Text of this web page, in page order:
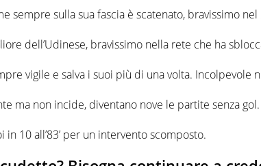
sempre sulla sua fascia è scatenato, bravissimo nel
dell’Udinese, bravissimo nella rete che ha
vigile e salva i suoi più di una volta. Incolpevole
ma non incide, diventano nove le partite senza gol.
in 10 all’83’ per un intervento scomposto.